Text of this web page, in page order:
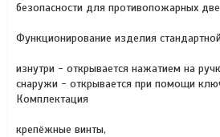
безопасности для противопожарных
Функционирование изделия
изнутри - открывается нажатием на
снаружи - открывается при помощи
Комплектация
крепёжные винты,